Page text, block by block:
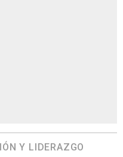
Y LIDERAZGO